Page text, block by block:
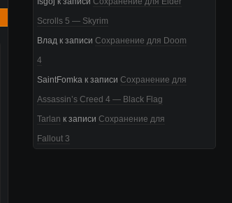
Scrolls 5 — Skyrim
Влад к записи Сохранение для Doom
4
SaintFomka к записи Сохранение для
Assassin’s Creed 4 — Black Flag
Tarlan к записи Сохранение для
Fallout 3